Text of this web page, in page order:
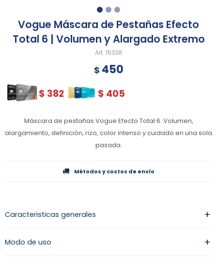
Vogue Máscara de Pestañas Efecto
Total 6 | Volumen y Alargado Extremo
15338
$ 450
$ 382 $ 405
Máscara de pestañas Vogue Efecto Total 6. Volumen,
alargamiento, definición, rizo, color intenso y cuidado en una sola
pasada.
Métodos y costos de envío
Caracteristicas generales
Modo de uso